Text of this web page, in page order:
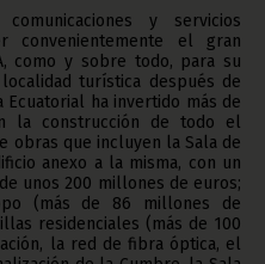
y servicios
convenientemente el gran
como y sobre todo, para su
turística después de
Ecuatorial ha invertido más de
la construcción de todo el
obras que incluyen la Sala de
anexo a la misma, con un
unos 200 millones de euros;
(más de 86 millones de
residenciales (más de 100
la red de fibra óptica, el